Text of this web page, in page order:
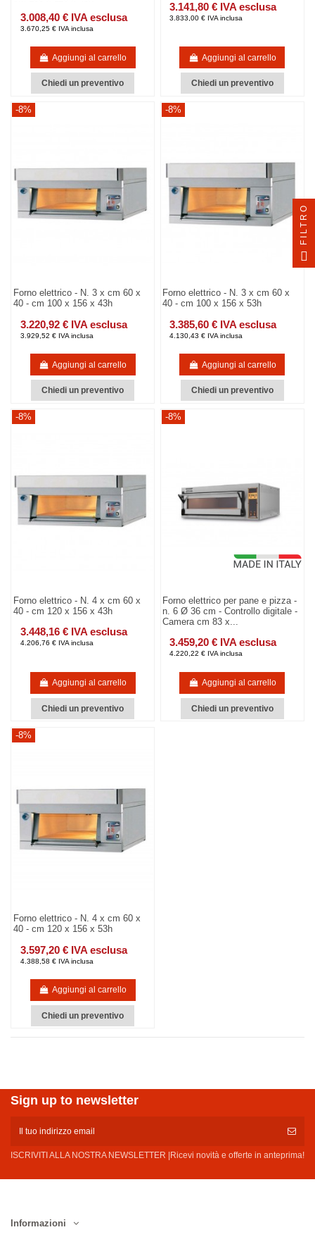
3.008,40 € IVA esclusa
3.670,25 € IVA inclusa
Aggiungi al carrello
Chiedi un preventivo
3.141,80 € IVA esclusa
3.833,00 € IVA inclusa
Aggiungi al carrello
Chiedi un preventivo
-8%
Forno elettrico - N. 3 x cm 60 x
40 - cm 100 x 156 x 43h
3.220,92 € IVA esclusa
3.929,52 € IVA inclusa
Aggiungi al carrello
Chiedi un preventivo
-8%
Forno elettrico - N. 3 x cm 60 x
40 - cm 100 x 156 x 53h
3.385,60 € IVA esclusa
4.130,43 € IVA inclusa
Aggiungi al carrello
Chiedi un preventivo
-8%
Forno elettrico - N. 4 x cm 60 x
40 - cm 120 x 156 x 43h
3.448,16 € IVA esclusa
4.206,76 € IVA inclusa
Aggiungi al carrello
Chiedi un preventivo
-8%
Forno elettrico per pane e pizza -
n. 6 Ø 36 cm - Controllo digitale -
Camera cm 83 x...
3.459,20 € IVA esclusa
4.220,22 € IVA inclusa
Aggiungi al carrello
Chiedi un preventivo
-8%
Forno elettrico - N. 4 x cm 60 x
40 - cm 120 x 156 x 53h
3.597,20 € IVA esclusa
4.388,58 € IVA inclusa
Aggiungi al carrello
Chiedi un preventivo
Sign up to newsletter
ISCRIVITI ALLA NOSTRA NEWSLETTER |Ricevi novità e offerte in anteprima!
Informazioni
FILTRO